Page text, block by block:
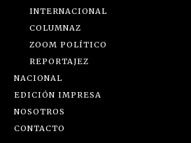
INTERNACIONAL
COLUMNAZ
ZOOM POLÍTICO
REPORTAJEZ
NACIONAL
EDICIÓN IMPRESA
NOSOTROS
CONTACTO